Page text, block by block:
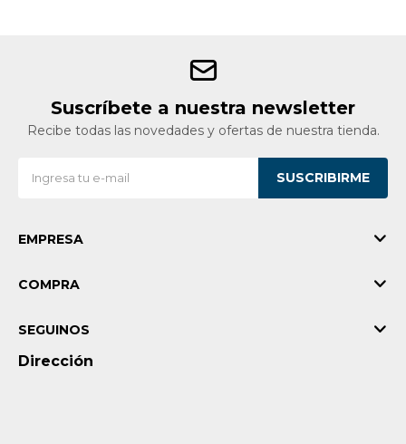
Suscríbete a nuestra newsletter
Recibe todas las novedades y ofertas de nuestra tienda.
SUSCRIBIRME
EMPRESA
COMPRA
Dirección
SEGUINOS